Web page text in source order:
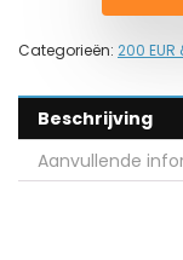
Categorieën: 200 EUR
Beschrijving
Aanvullende